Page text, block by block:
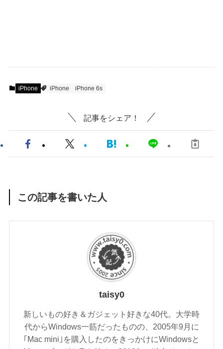
iPhone iPhone iPhone 6s
記事をシェア！
この記事を書いた人
taisy0
新しいもの好き＆ガジェット好きな40代。大学時
代からWindows一筋だったものの、2005年9月に
｢Mac mini｣を購入したのをきっかけにWindowsと